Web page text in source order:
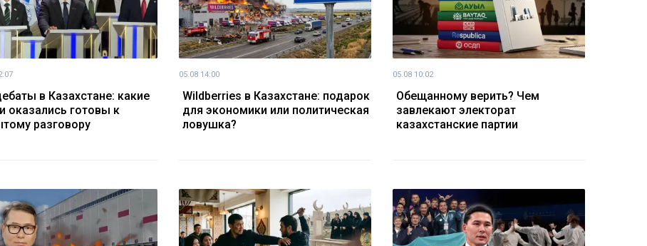
в Казахстане: какие
оказались готовы к
разговору
05.08 14:00
Wildberries в Казахстане: подарок
для экономики или политическая
ловушка?
05.08 10:02
Обещанному верить? Чем
завлекают электорат
казахстанские партии